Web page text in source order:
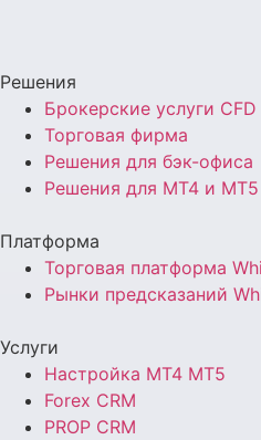
Решения
Брокерские услуги CFD
Торговая фирма
Решения для бэк-офиса
Решения для MT4 и MT5
Платформа
Торговая платформа
Рынки предсказаний
Услуги
Настройка MT4 MT5
Forex CRM
PROP CRM